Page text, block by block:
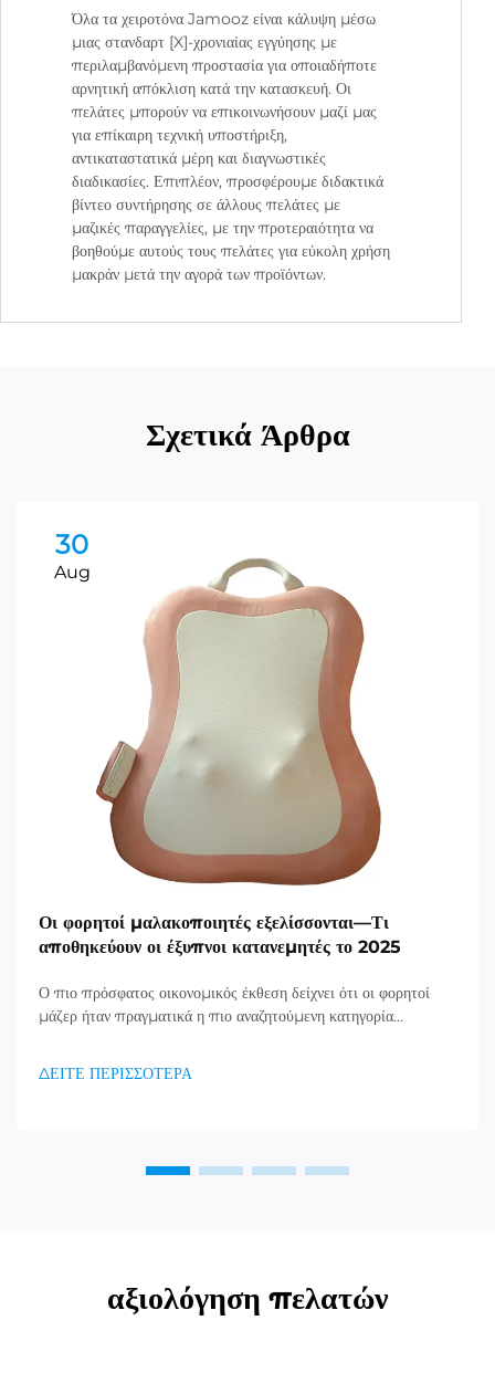
Όλα τα χειροτόνα Jamooz είναι κάλυψη μέσω
μιας στανδαρτ [X]-χρονιαίας εγγύησης με
περιλαμβανόμενη προστασία για οποιαδήποτε
αρνητική απόκλιση κατά την κατασκευή. Οι
πελάτες μπορούν να επικοινωνήσουν μαζί μας
για επίκαιρη τεχνική υποστήριξη,
αντικαταστατικά μέρη και διαγνωστικές
διαδικασίες. Επιπλέον, προσφέρουμε διδακτικά
βίντεο συντήρησης σε άλλους πελάτες με
μαζικές παραγγελίες, με την προτεραιότητα να
βοηθούμε αυτούς τους πελάτες για εύκολη χρήση
μακράν μετά την αγορά των προϊόντων.
Σχετικά Άρθρα
30
Aug
Οι φορητοί μαλακοποιητές εξελίσσονται—Τι
αποθηκεύουν οι έξυπνοι κατανεμητές το 2025
Ο πιο πρόσφατος οικονομικός έκθεση δείχνει ότι οι φορητοί
μάζερ ήταν πραγματικά η πιο αναζητούμενη κατηγορία
διανομείς το έχουν ήδη κατανοήσει...
ΔΕΙΤΕ ΠΕΡΙΣΣΟΤΕΡΑ
αξιολόγηση πελατών